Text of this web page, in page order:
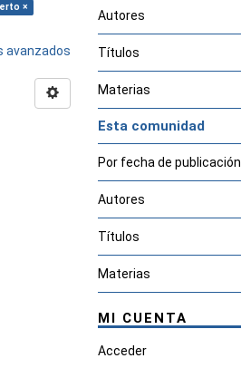
×
avanzados
Autores
Títulos
Materias
Esta comunidad
Por fecha de publicación
Autores
Títulos
Materias
MI CUENTA
Acceder